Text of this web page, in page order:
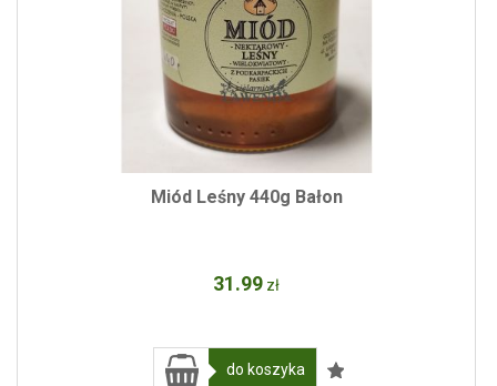
Miód Leśny 440g Bałon
31.99 zł
do koszyka